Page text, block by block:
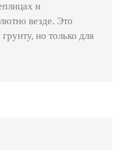
и
везде. Это
но только для